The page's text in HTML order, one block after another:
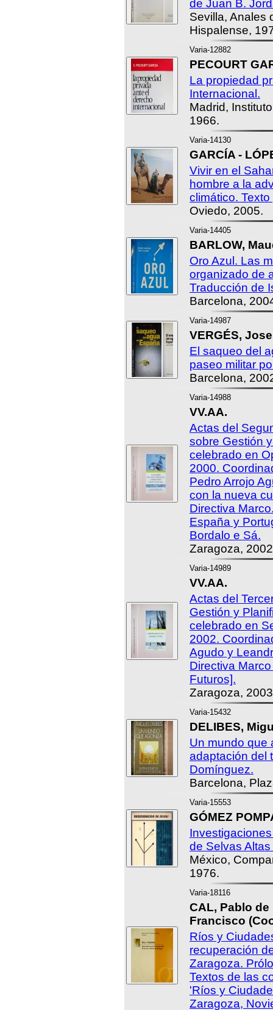
de Juan B.
Sevilla, Anales
Hispalense,
Varia-12882
PECOURT
La propiedad
Internacional.
Madrid,
1966.
Varia-14130
GARCÍA -
Vivir en el
hombre a la
climático.
Oviedo, 2005.
Varia-14405
BARLOW,
Oro Azul. Las
organizado de
Traducción de
Barcelona,
Varia-14987
VERGÉS,
El saqueo del
paseo militar
Barcelona,
Varia-14988
VV.AA.
Actas del
sobre Gestión
celebrado en
2000.
Pedro Arrojo
con la nueva
Directiva
España y
Bordalo e Sá.
Zaragoza,
Varia-14989
VV.AA.
Actas del
Gestión y
celebrado en
2002.
Agudo y
Directiva
Futuros].
Zaragoza,
Varia-15432
DELIBES,
Un mundo que
adaptación del
Domínguez.
Barcelona,
Varia-15553
GÓMEZ
de Selvas
México,
1976.
Varia-18116
CAL, Pablo de
Francisco
Ríos y
recuperación
Zaragoza.
Textos de las
'Ríos y
Zaragoza,